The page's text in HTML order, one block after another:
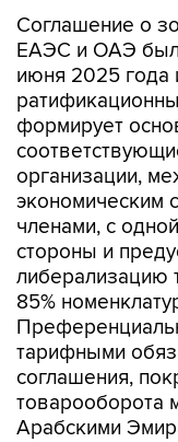
Соглашение о
ЕАЭС и ОАЭ
июня 2025 года
формирует
организации,
экономическим
членами, с
стороны и
либерализацию
85%
тарифными
соглашения,
Арабскими